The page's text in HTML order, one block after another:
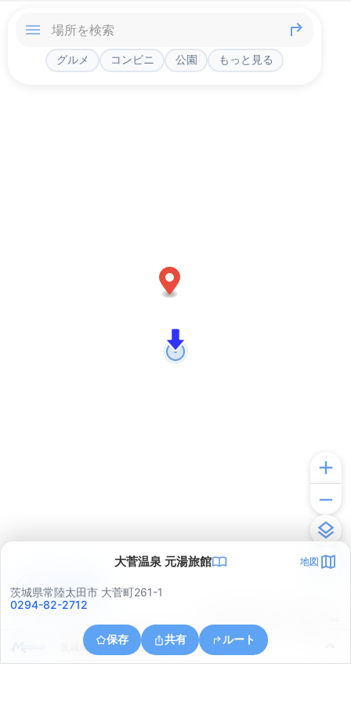
グルメ コンビニ 公園 もっと見る
大菅温泉 元湯旅館 地図
茨城県常陸太田市 大菅町261-1
0294-82-2712
保存 共有 ルート
茨城県常陸太田市西河内中町
アプリで見る